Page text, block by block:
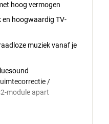
hoog vermogen
en hoogwaardig TV-
muziek vanaf je
/
module apart